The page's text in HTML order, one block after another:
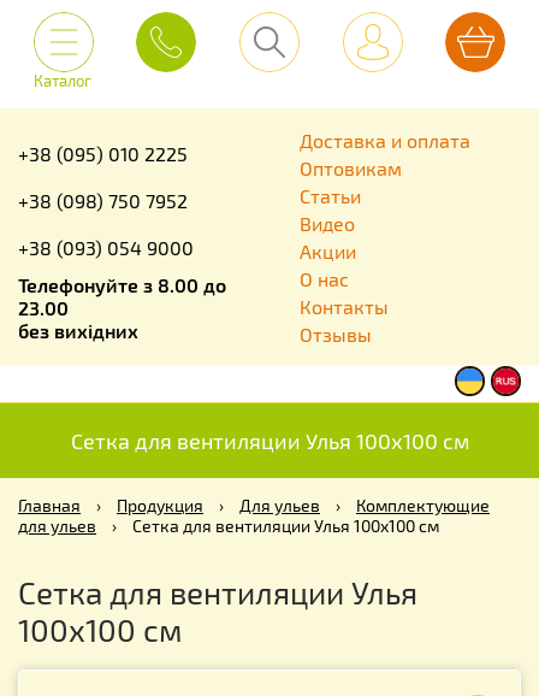
Каталог
+38 (095) 010 2225
+38 (098) 750 7952
+38 (093) 054 9000
Телефонуйте з 8.00 до
23.00
без вихідних
Доставка и оплата
Оптовикам
Статьи
Видео
Акции
О нас
Контакты
Отзывы
Сетка для вентиляции Улья 100х100 см
Главная › Продукция › Для ульев ›
Комплектующие
для ульев
› Сетка для вентиляции Улья 100х100 см
Сетка для вентиляции Улья
100х100 см